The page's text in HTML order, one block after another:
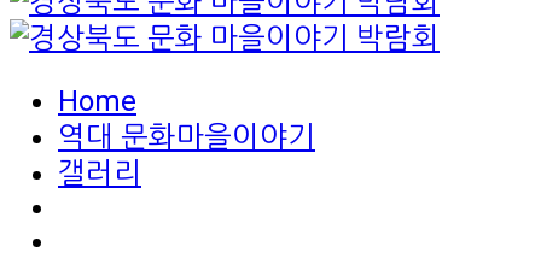
Home
역대 문화마을이야기
갤러리